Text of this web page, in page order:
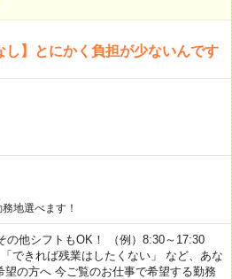
し】とにかく負担が少ないんです
地選べます！
の他シフトもOK！ （例）8:30～17:30
きれば残業はしたくない」 など、あな
の方へ 今ご覧のお仕事で希望する勤務